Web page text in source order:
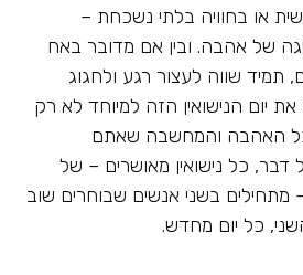
או בחוויה בלתי נשכחת –
של אהבה. ובין אם מדובר באח
שווה לעצור רגע ולחגוג
יום הנישואין הזה למיוחד לא רק
האהבה והמחשבה שאתם
כל נישואין מאושרים – של
מתחילים בשני אנשים שבוחרים שוב
כל יום מחדש.